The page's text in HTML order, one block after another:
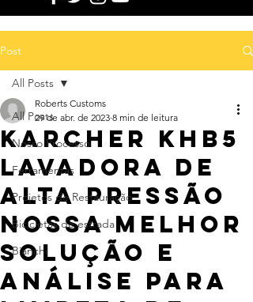
Post
All Posts
Nosso Processo
Ferramentas
Projetos de Restauração
Bicicletas de estrada
Bianchi
All Posts
Karcher KHB5
Lavadora de
alta pressão
Nossa melhor
solução e
análise para
Roberts Customs
29 de abr. de 2023 8 min de leitura